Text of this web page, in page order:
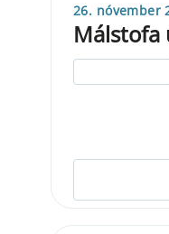
26. nóvember
Málstofa